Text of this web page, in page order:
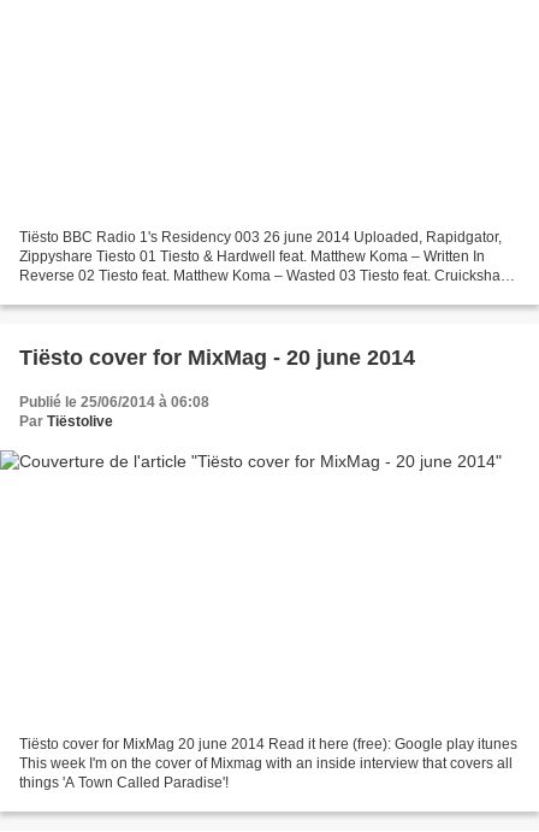
Tiësto BBC Radio 1's Residency 003 26 june 2014 Uploaded, Rapidgator,
Zippyshare Tiesto 01 Tiesto & Hardwell feat. Matthew Koma – Written In
Reverse 02 Tiesto feat. Matthew Koma – Wasted 03 Tiesto feat. Cruickshank
Tiësto cover for MixMag - 20 june 2014
Publié le 25/06/2014 à 06:08
Par Tiëstolive
Tiësto cover for MixMag 20 june 2014 Read it here (free): Google play itunes
This week I'm on the cover of Mixmag with an inside interview that covers all
things 'A Town Called Paradise'!